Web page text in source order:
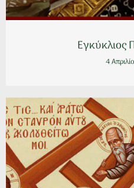
Εγκύκλιος
4